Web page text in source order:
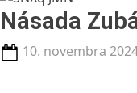
Násada
Posted
10. novembra